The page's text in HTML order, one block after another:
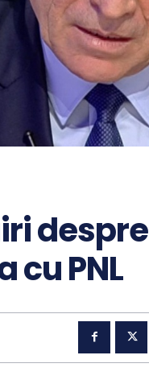
despre
PNL